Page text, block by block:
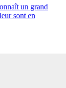
un grand
sont en